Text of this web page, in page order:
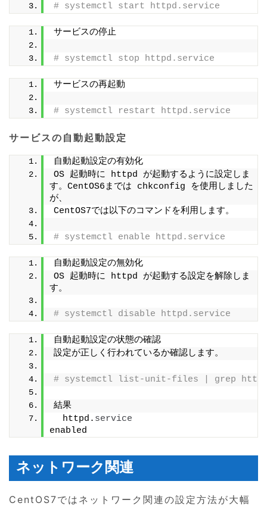
# systemctl start httpd.service
サービスの停止
# systemctl stop httpd.service
サービスの再起動
# systemctl restart httpd.service
サービスの自動起動設定
自動起動設定の有効化
OS 起動時に httpd が起動するように設定しま
す。CentOS6までは chkconfig を使用しました
が、
CentOS7では以下のコマンドを利用します。
# systemctl enable httpd.service
自動起動設定の無効化
OS 起動時に httpd が起動する設定を解除しま
す。
# systemctl disable httpd.service
自動起動設定の状態の確認
設定が正しく行われているか確認します。
# systemctl list-unit-files | grep
結果
httpd. service
enabled
ネットワーク関連
CentOS7ではネットワーク関連の設定方法が大幅